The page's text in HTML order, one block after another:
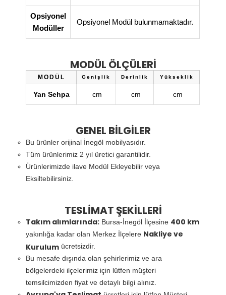
Opsiyonel
Modüller
Opsiyonel Modül bulunmamaktadır.
MODÜL ÖLÇÜLERİ
MODÜL Genişlik Derinlik Yükseklik
Yan Sehpa cm cm cm
GENEL BİLGİLER
Bu ürünler orijinal İnegöl mobilyasıdır.
Tüm ürünlerimiz 2 yıl üretici garantilidir.
Ürünlerimizde ilave Modül Ekleyebilir veya
Eksiltebilirsiniz.
TESLİMAT ŞEKİLLERİ
Takım alımlarında: Bursa-İnegöl İlçesine 400 km
yakınlığa kadar olan Merkez İlçelere Nakliye ve
Kurulum ücretsizdir.
Bu mesafe dışında olan şehirlerimiz ve ara
bölgelerdeki ilçelerimiz için lütfen müşteri
temsilcimizden fiyat ve detaylı bilgi alınız.